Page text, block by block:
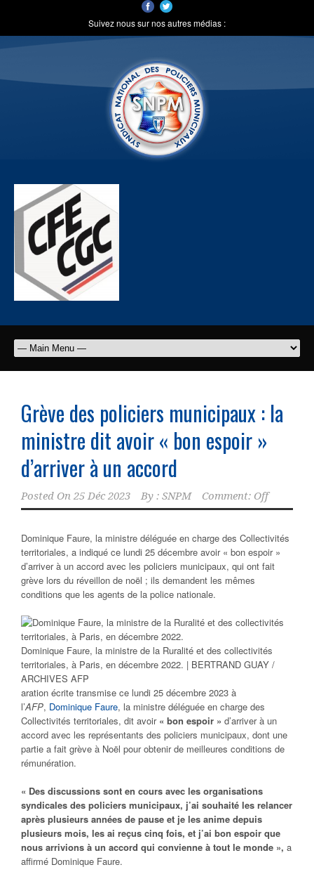
Suivez nous sur nos autres médias :
Grève des policiers municipaux : la
ministre dit avoir « bon espoir »
d’arriver à un accord
Posted On 25 Déc 2023 By : SNPM Comment: Off
Dominique Faure, la ministre déléguée en charge des Collectivités
territoriales, a indiqué ce lundi 25 décembre avoir « bon espoir »
d’arriver à un accord avec les policiers municipaux, qui ont fait
grève lors du réveillon de noël ; ils demandent les mêmes
conditions que les agents de la police nationale.
Dominique Faure, la ministre de la Ruralité et des collectivités
territoriales, à Paris, en décembre 2022. | BERTRAND GUAY /
ARCHIVES AFP
aration écrite transmise ce lundi 25 décembre 2023 à
l’AFP, Dominique Faure, la ministre déléguée en charge des
Collectivités territoriales, dit avoir « bon espoir » d’arriver à un
accord avec les représentants des policiers municipaux, dont une
partie a fait grève à Noël pour obtenir de meilleures conditions de
rémunération.
« Des discussions sont en cours avec les organisations
syndicales des policiers municipaux, j’ai souhaité les relancer
après plusieurs années de pause et je les anime depuis
plusieurs mois, les ai reçus cinq fois, et j’ai bon espoir que
nous arrivions à un accord qui convienne à tout le monde », a
affirmé Dominique Faure.